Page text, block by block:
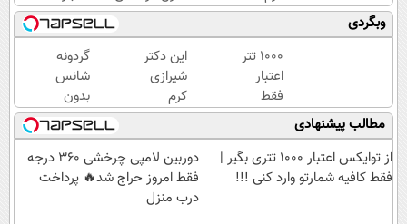
ترمیم
زخم
ایرانی را
ساخت!!!
کن
(◀پرسش‌نامه)
۱۰۰۰
تتری
بگیر |
فقط
کافیه
شمارتو
وارد
کنی !!!
وبگردی
۱۰۰۰ تتر
اعتبار
فقط
برای
شما که
علاقه
مند به
این دکتر
شیرازی
کرم
ترمیم
زخم
ایرانی را
ساخت!!!
گردونه
شانس
بدون
پوچ، از
آیفون17تا
PS5 و
طلای
مطالب پیشنهادی
از توایکس اعتبار ۱۰۰۰ تتری بگیر |
فقط کافیه شمارتو وارد کنی !!!
دوربین لامپی چرخشی 360 درجه
فقط امروز حراج شد🔥 پرداخت
درب منزل